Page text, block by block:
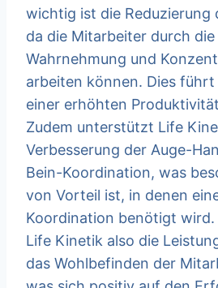
wichtig ist die Reduzierung
da die Mitarbeiter durch
Wahrnehmung und
arbeiten können. Dies
einer erhöhten
Zudem unterstützt Life
Verbesserung der Auge-
Bein-Koordination, was
von Vorteil ist, in denen
Koordination benötigt wird.
Life Kinetik also die
das Wohlbefinden der